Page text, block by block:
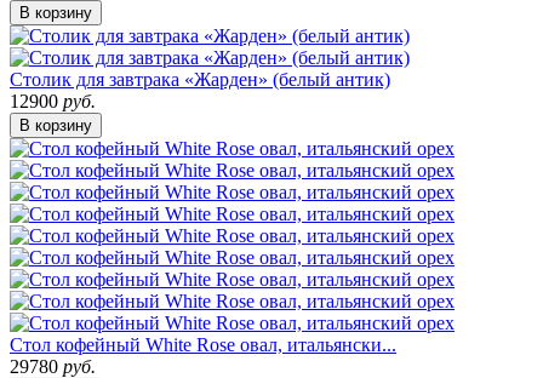
В корзину
Столик для завтрака «Жарден» (белый антик)
12900 руб.
В корзину
Стол кофейный White Rose овал, итальянски...
29780 руб.